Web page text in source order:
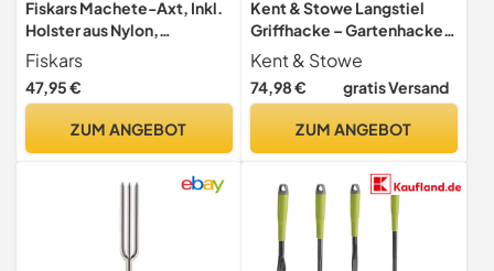
Fiskars Machete-Axt, Inkl.
Holster aus Nylon,
Klingenlänge: 46 cm
Fiskars
47,95 €
ZUM ANGEBOT
Kent & Stowe Langstiel
Griffhacke – Gartenhacke
aus Edelstahl, zum Lockern
von Erde, Unkrautjäter mit
langem Stiel aus
Kent & Stowe
74,98 € gratis Versand
ZUM ANGEBOT